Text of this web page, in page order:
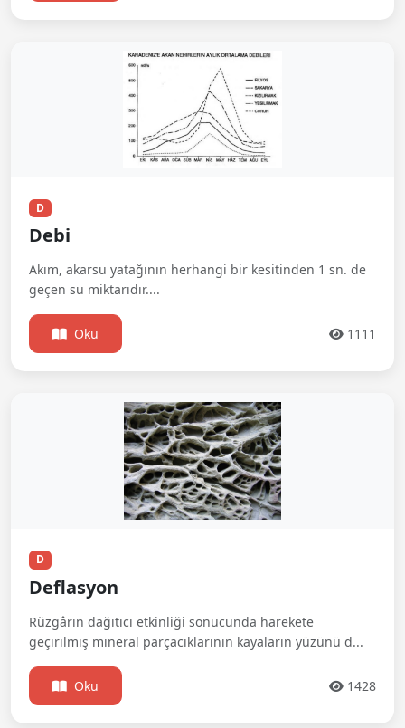
D
Debi
Akım, akarsu yatağının herhangi bir kesitinden 1 sn. de
geçen su miktarıdır....
Oku 1111
D
Deflasyon
Rüzgârın dağıtıcı etkinliği sonucunda harekete
geçirilmiş mineral parçacıklarının kayaların yüzünü d...
Oku 1428